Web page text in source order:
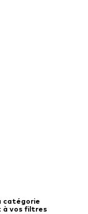
catégorie
à vos filtres